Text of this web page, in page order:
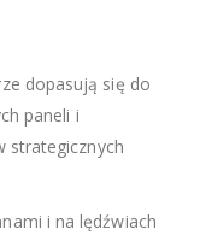
dopasują się do
paneli i
strategicznych
i na lędźwiach